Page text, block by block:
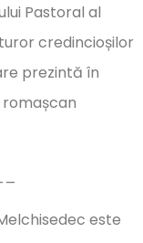
Pastoral al
credincioșilor
prezintă în
este